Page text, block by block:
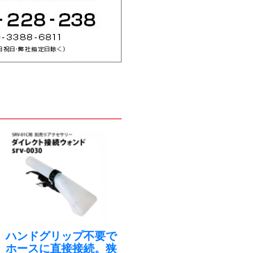
ハンドグリップ不要で
ホースに直接接続。狭